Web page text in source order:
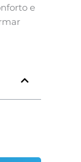
e